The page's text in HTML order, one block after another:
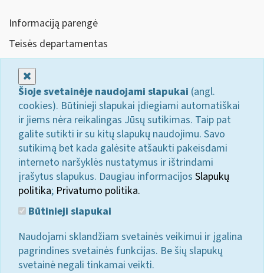
Informaciją parengė
Teisės departamentas
Šioje svetainėje naudojami slapukai (angl.
cookies). Būtinieji slapukai įdiegiami automatiškai
ir jiems nėra reikalingas Jūsų sutikimas. Taip pat
galite sutikti ir su kitų slapukų naudojimu. Savo
sutikimą bet kada galėsite atšaukti pakeisdami
interneto naršyklės nustatymus ir ištrindami
įrašytus slapukus. Daugiau informacijos Slapukų
politika; Privatumo politika.
Būtinieji slapukai
Naudojami sklandžiam svetainės veikimui ir įgalina
pagrindines svetainės funkcijas. Be šių slapukų
svetainė negali tinkamai veikti.